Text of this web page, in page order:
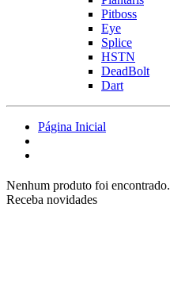
Pitboss
Eye
Splice
HSTN
DeadBolt
Dart
Página Inicial
Nenhum produto foi encontrado.
Receba novidades